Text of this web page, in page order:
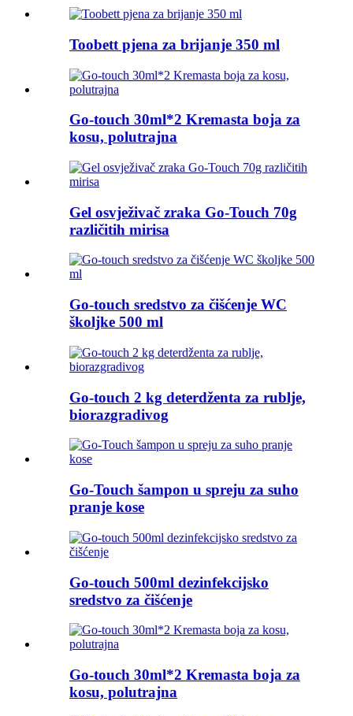
Toobett pjena za brijanje 350 ml
Go-touch 30ml*2 Kremasta boja za
kosu, polutrajna
Gel osvježivač zraka Go-Touch 70g
različitih mirisa
Go-touch sredstvo za čišćenje WC
školjke 500 ml
Go-touch 2 kg deterdženta za rublje,
biorazgradivog
Go-Touch šampon u spreju za suho
pranje kose
Go-touch 500ml dezinfekcijsko
sredstvo za čišćenje
Go-touch 30ml*2 Kremasta boja za
kosu, polutrajna